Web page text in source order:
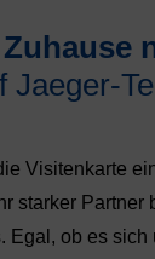
Jaeger-
Visitenkarte
starker
Egal, ob es sich